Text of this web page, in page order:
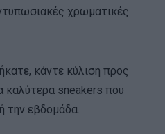
χρωματικές
κάντε κύλιση προς
καλύτερα sneakers που
την εβδομάδα.